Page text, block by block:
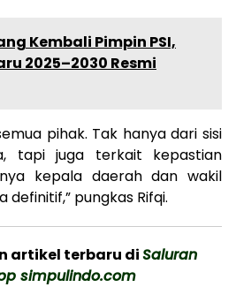
Kembali Pimpin PSI,
2025–2030 Resmi
pihak. Tak hanya dari sisi
tapi juga terkait kepastian
kepala daerah dan wakil
pungkas Rifqi.
artikel terbaru diSaluran
simpulindo.com